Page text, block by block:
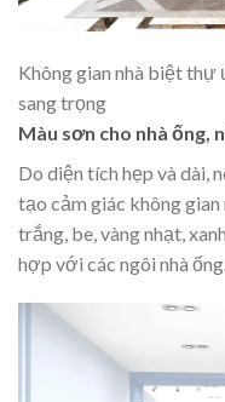
Không gian nhà biệt thự
sang trọng
Màu sơn cho nhà ống,
Do diện tích hẹp và dài,
tạo cảm giác không
trắng, be, vàng nhạt,
hợp với các ngôi nhà ống.